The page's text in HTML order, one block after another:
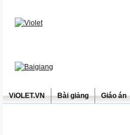
ViOLET.VN Bài giảng Giáo án